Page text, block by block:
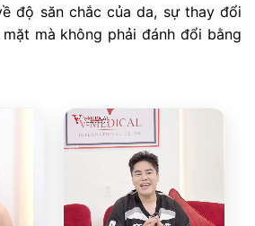
độ săn chắc của da, sự thay đổi
mà không phải đánh đổi bằng